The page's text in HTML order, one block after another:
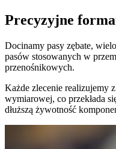
Precyzyjne
Docinamy pasy zębate,
pasów stosowanych w
przenośnikowych.
Każde zlecenie realizujemy
wymiarowej, co przekłada
dłuższą żywotność